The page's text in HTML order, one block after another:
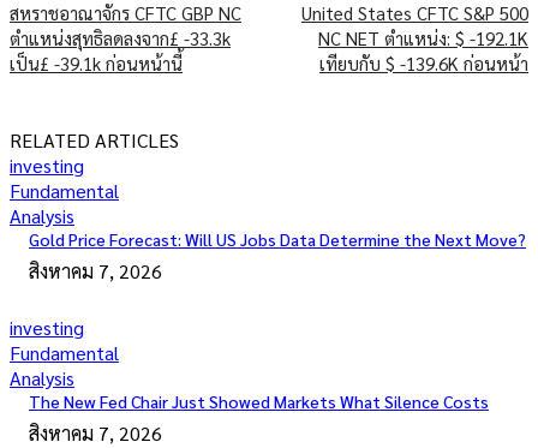
สหราชอาณาจักร CFTC GBP NC
ตำแหน่งสุทธิลดลงจาก£ -33.3k
เป็น£ -39.1k ก่อนหน้านี้
United States CFTC S&P 500
NC NET ตำแหน่ง: $ -192.1K
เทียบกับ $ -139.6K ก่อนหน้า
RELATED ARTICLES
investing
Fundamental
Analysis
Gold Price Forecast: Will US Jobs Data Determine the Next Move?
สิงหาคม 7, 2026
investing
Fundamental
Analysis
The New Fed Chair Just Showed Markets What Silence Costs
สิงหาคม 7, 2026